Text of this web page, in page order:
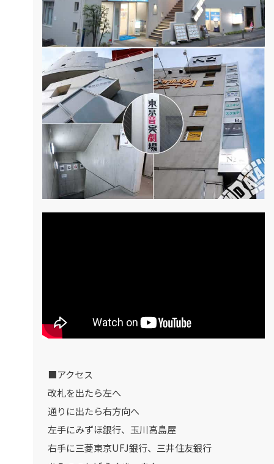
■アクセス
改札を出たら左へ
通りに出たら右方向へ
左手にみずほ銀行、玉川高島屋
右手に三菱東京UFJ銀行、三井住友銀行